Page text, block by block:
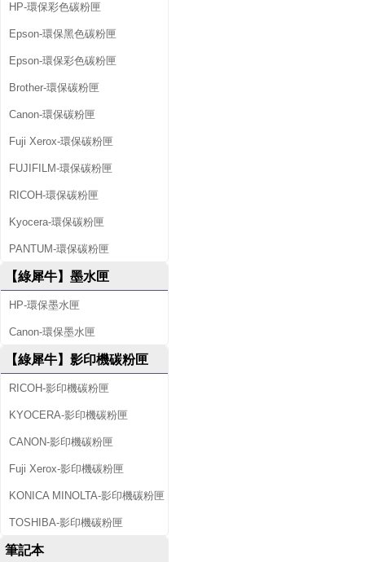
HP-環保彩色碳粉匣
Epson-環保黑色碳粉匣
Epson-環保彩色碳粉匣
Brother-環保碳粉匣
Canon-環保碳粉匣
Fuji Xerox-環保碳粉匣
FUJIFILM-環保碳粉匣
RICOH-環保碳粉匣
Kyocera-環保碳粉匣
PANTUM-環保碳粉匣
【綠犀牛】墨水匣
HP-環保墨水匣
Canon-環保墨水匣
【綠犀牛】影印機碳粉匣
RICOH-影印機碳粉匣
KYOCERA-影印機碳粉匣
CANON-影印機碳粉匣
Fuji Xerox-影印機碳粉匣
KONICA MINOLTA-影印機碳粉匣
TOSHIBA-影印機碳粉匣
筆記本